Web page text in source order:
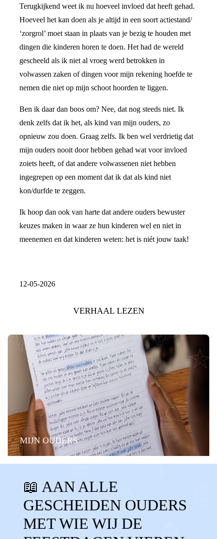
Terugkijkend weet ik nu hoeveel invloed dat heeft gehad.
Hoeveel het kan doen als je altijd in een soort actiestand/
‘zorgrol’ moet staan in plaats van je bezig te houden met
dingen die kinderen horen te doen. Het had de wereld
gescheeld als ik niet al vroeg werd betrokken in
volwassen zaken of dingen voor mijn rekening hoefde te
nemen die niet op mijn schoot hoorden te liggen.
Ben ik daar dan boos om? Nee, dat nog steeds niet. Ik
denk zelfs dat ik het, als kind van mijn ouders, zo
opnieuw zou doen. Graag zelfs. Ik ben wel verdrietig dat
mijn ouders nooit door hebben gehad wat voor invloed
zoiets heeft, of dat andere volwassenen niet hebben
ingegrepen op een moment dat ik dat als kind niet
kon/durfde te zeggen.
Ik hoop dan ook van harte dat andere ouders bewuster
keuzes maken in waar ze hun kinderen wel en niet in
meenemen en dat kinderen weten: het is niét jouw taak!
12-05-2026
VERHAAL LEZEN
MIJN OUDERS
BELANGRIJKE MOMENTEN FAMILIE
STIEFOUDERS ALLEEN
GESCHEIDEN OUDERS KERST
SINTERKLAAS OUD EN NIEUW
📖 AAN ALLE
GESCHEIDEN OUDERS
MET WIE WIJ DE